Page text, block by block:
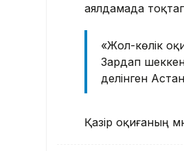
аялдамада
«Жол-көлік
Зардап
делінген
Қазір оқиғаның